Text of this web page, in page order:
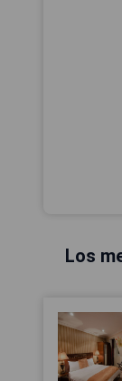
Los